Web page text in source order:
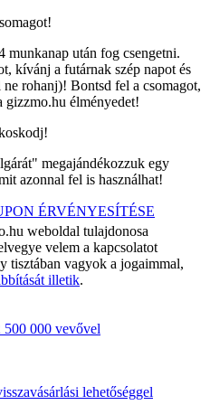
munkanap után fog csengetni.
kívánj a futárnak szép napot és
rohanj)! Bontsd fel a csomagot,
gizzmo.hu élményedet!
megajándékozzuk egy
azonnal fel is használhat!
ÉRVÉNYESÍTÉSE
weboldal tulajdonosa
velem a kapcsolatot
tisztában vagyok a jogaimmal,
illetik.
500 000 vevővel
lehetőséggel